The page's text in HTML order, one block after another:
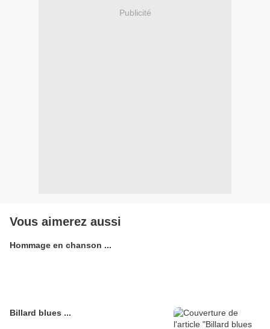
Publicité
Vous aimerez aussi
Hommage en chanson ...
Billard blues ...